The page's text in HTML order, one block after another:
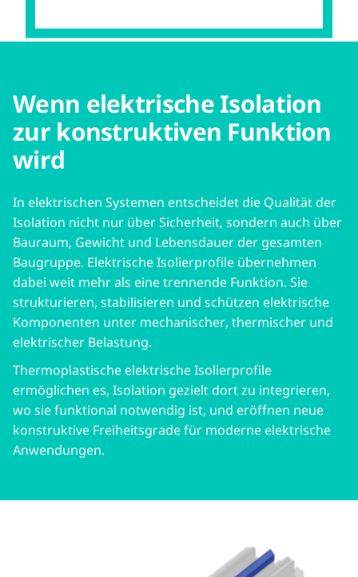
Wenn elektrische Isolation
zur konstruktiven Funktion
wird
In elektrischen Systemen entscheidet die Qualität der
Isolation nicht nur über Sicherheit, sondern auch über
Bauraum, Gewicht und Lebensdauer der gesamten
Baugruppe. Elektrische Isolierprofile übernehmen
dabei weit mehr als eine trennende Funktion. Sie
strukturieren, stabilisieren und schützen elektrische
Komponenten unter mechanischer, thermischer und
elektrischer Belastung.
Thermoplastische elektrische Isolierprofile
ermöglichen es, Isolation gezielt dort zu integrieren,
wo sie funktional notwendig ist, und eröffnen neue
konstruktive Freiheitsgrade für moderne elektrische
Anwendungen.